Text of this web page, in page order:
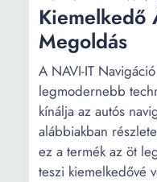
Kiemelkedő
Megoldás
A NAVI-IT
legmodernebb
kínálja az autós
alábbiakban
ez a termék az öt
teszi kiemelkedővé